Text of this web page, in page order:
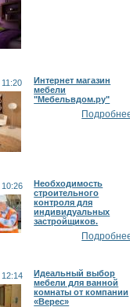
11:20
Интернет магазин
мебели
"Мебельвдом.ру"
10:26
Необходимость
строительного
контроля для
индивидуальных
застройщиков.
12:14
Идеальный выбор
мебели для ванной
комнаты от компании
«Верес»